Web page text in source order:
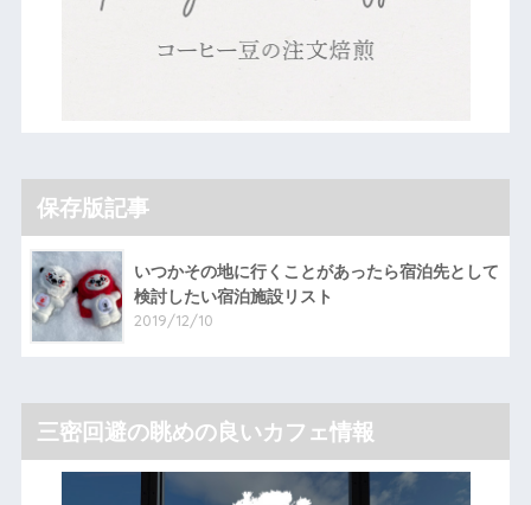
保存版記事
いつかその地に行くことがあったら宿泊先として
検討したい宿泊施設リスト
2019/12/10
三密回避の眺めの良いカフェ情報